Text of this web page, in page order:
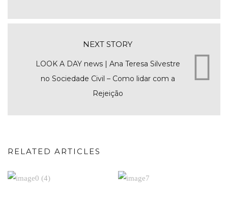
NEXT STORY
LOOK A DAY news | Ana Teresa Silvestre
no Sociedade Civil – Como lidar com a
Rejeição
RELATED ARTICLES